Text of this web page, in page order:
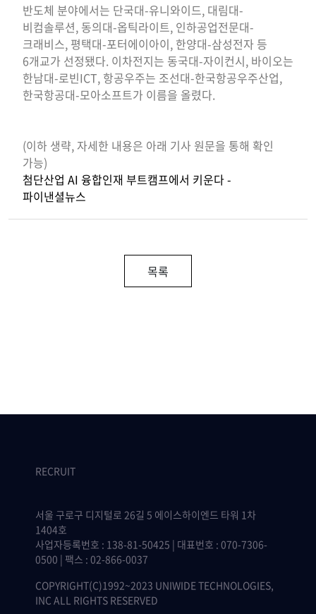
반도체 분야에서는 단국대-유니와이드, 대림대-
비컴솔루션, 동의대-옵틱라이트, 인하공업전문대-
크래비스, 평택대-포터에이아이, 한양대-삼성전자 등
6개교가 선정됐다. 이차전지는 동국대-자이컨시, 바이오는
한남대-로빈ICT, 항공우주는 조선대-한국항공우주산업,
한국항공대-모아소프트가 이름을 올렸다.
(이하 생략, 자세한 내용은 아래 기사 원문을 통해 확인
가능)
첨단산업 AI 융합인재 부트캠프에서 키운다 -
파이낸셜뉴스
목록
RECRUIT
서울 구로구 디지털로 26길 5 에이스하이엔드 타워 1차
1404호
사업자등록번호 : 138-81-50425 | 대표번호 : 070-7306-
0500 | 팩스 : 02-866-0037
COPYRIGHT(C)1992~2023 UNIWIDE TECHNOLOGIES,
INC ALL RIGHTS RESERVED